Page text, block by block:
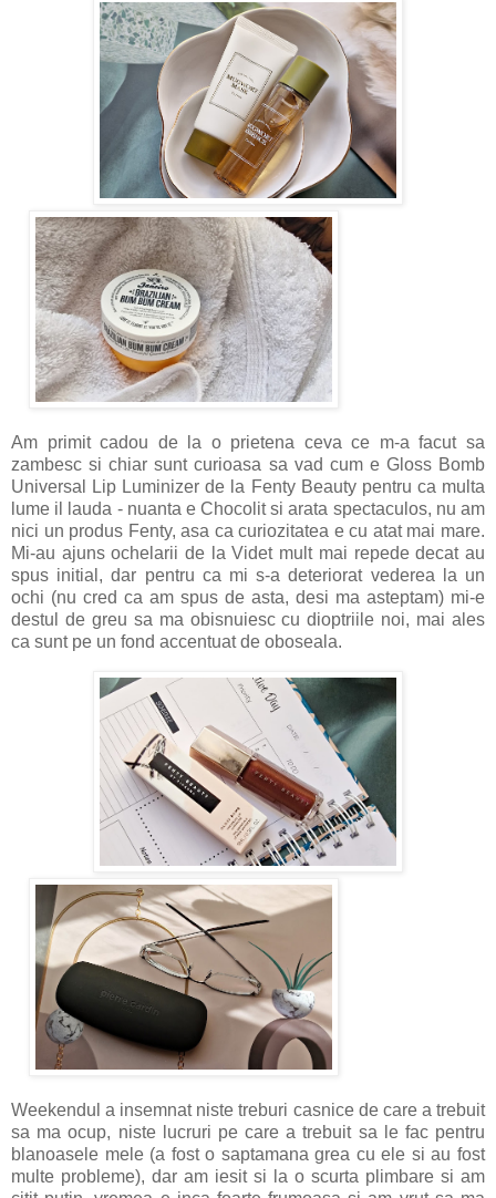
Am primit cadou de la o prietena ceva ce m-a facut sa
zambesc si chiar sunt curioasa sa vad cum e Gloss Bomb
Universal Lip Luminizer de la Fenty Beauty pentru ca multa
lume il lauda - nuanta e Chocolit si arata spectaculos, nu am
nici un produs Fenty, asa ca curiozitatea e cu atat mai mare.
Mi-au ajuns ochelarii de la Videt mult mai repede decat au
spus initial, dar pentru ca mi s-a deteriorat vederea la un
ochi (nu cred ca am spus de asta, desi ma asteptam) mi-e
destul de greu sa ma obisnuiesc cu dioptriile noi, mai ales
ca sunt pe un fond accentuat de oboseala.
Weekendul a insemnat niste treburi casnice de care a trebuit
sa ma ocup, niste lucruri pe care a trebuit sa le fac pentru
blanoasele mele (a fost o saptamana grea cu ele si au fost
multe probleme), dar am iesit si la o scurta plimbare si am